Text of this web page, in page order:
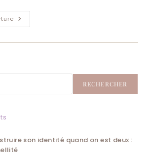
Election
Miss
2022
Leyre
RECHERCHER
son identité quand on est deux :